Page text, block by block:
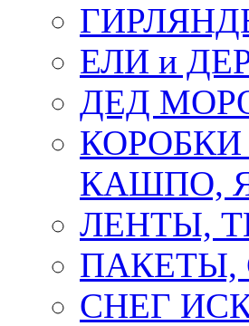
ЕЛИ и
ДЕД
КАШПО,
ЛЕНТЫ,
СНЕГ